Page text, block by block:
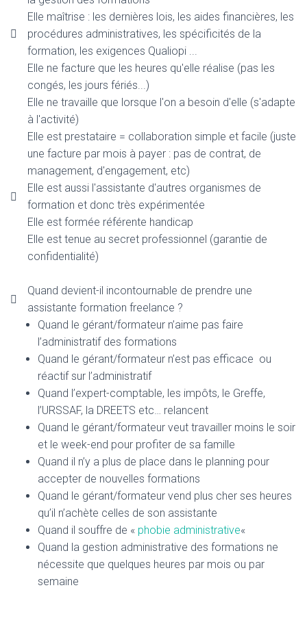
T
Elle maîtrise : les dernières lois, les aides financières, les
procédures administratives, les spécificités de la
formation, les exigences Qualiopi ...
Elle ne facture que les heures qu'elle réalise (pas les
congés, les jours fériés...)
Elle ne travaille que lorsque l'on a besoin d'elle (s'adapte
à l'activité)
Elle est prestataire = collaboration simple et facile (juste
une facture par mois à payer : pas de contrat, de
management, d'engagement, etc)
Elle est aussi l'assistante d'autres organismes de
formation et donc très expérimentée
Elle est formée référente handicap
Elle est tenue au secret professionnel (garantie de
confidentialité)
Quand devient-il incontournable de prendre une
assistante formation freelance ?
Quand le gérant/formateur n’aime pas faire
l’administratif des formations
Quand le gérant/formateur n’est pas efficace ou
réactif sur l’administratif
Quand l’expert-comptable, les impôts, le Greffe,
l’URSSAF, la DREETS etc… relancent
Quand le gérant/formateur veut travailler moins le soir
et le week-end pour profiter de sa famille
Quand il n’y a plus de place dans le planning pour
accepter de nouvelles formations
Quand le gérant/formateur vend plus cher ses heures
qu’il n’achète celles de son assistante
Quand il souffre de « phobie administrative«
Quand la gestion administrative des formations ne
nécessite que quelques heures par mois ou par
semaine